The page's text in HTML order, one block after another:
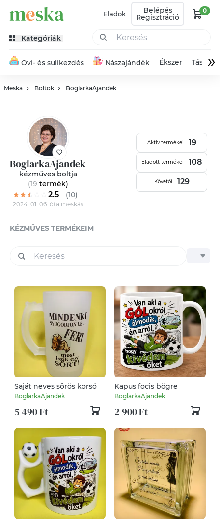
Eladok Belépés
Regisztráció
0
Kategóriák
Ovi- és sulikezdés Nászajándék Ékszer Táska»
Meska Boltok BoglarkaAjandek
BoglarkaAjandek
kézműves boltja
(19 termék)
2.5 (10)
2024. 01. 06. óta meskás
Aktív termékei 19
Eladott termékei 108
Követői 129
KÉZMŰVES TERMÉKEIM
Saját neves sörös korsó
BoglarkaAjandek
5 490 Ft
Kapus focis bögre
BoglarkaAjandek
2 900 Ft